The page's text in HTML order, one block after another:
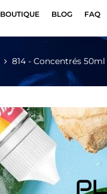
BOUTIQUE BLOG FAQ
814 - Concentrés 50ml